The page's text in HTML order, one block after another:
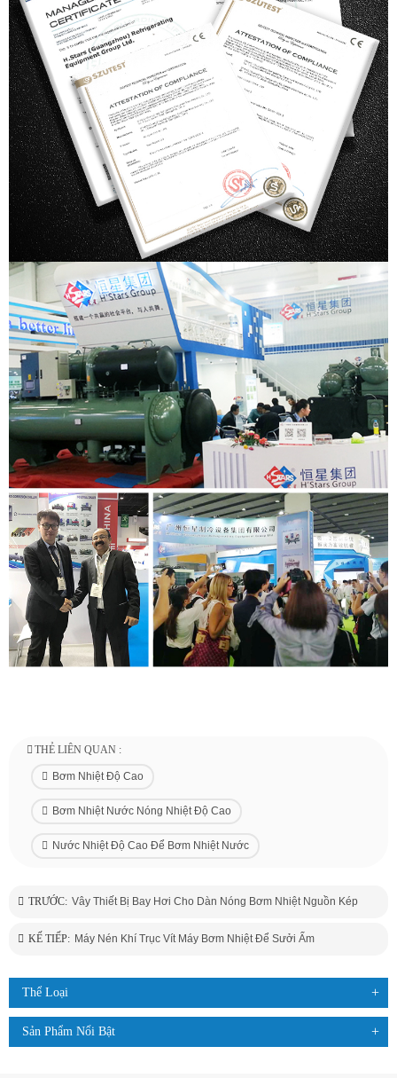
THẺ LIÊN QUAN :
Bơm Nhiệt Độ Cao
Bơm Nhiệt Nước Nóng Nhiệt Độ Cao
Nước Nhiệt Độ Cao Để Bơm Nhiệt Nước
TRƯỚC: Vây Thiết Bị Bay Hơi Cho Dàn Nóng Bơm Nhiệt Nguồn Kép
KẾ TIẾP: Máy Nén Khí Trục Vít Máy Bơm Nhiệt Để Sưởi Ấm
Thể Loại
Sản Phẩm Nổi Bật